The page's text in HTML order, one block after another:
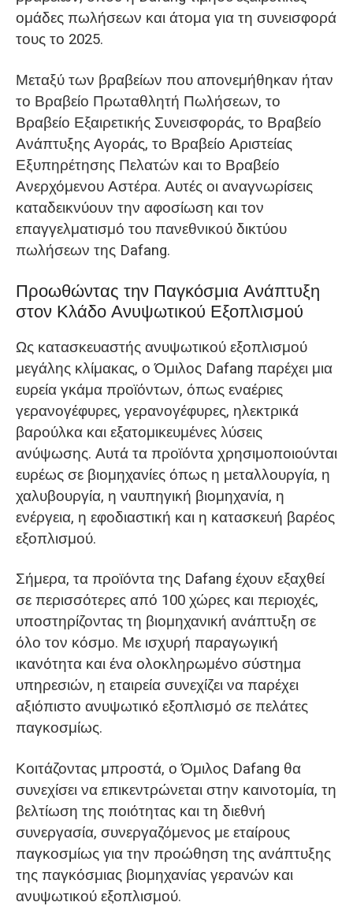
ομάδες πωλήσεων και άτομα για τη συνεισφορά
τους το 2025.
Μεταξύ των βραβείων που απονεμήθηκαν ήταν
το Βραβείο Πρωταθλητή Πωλήσεων, το
Βραβείο Εξαιρετικής Συνεισφοράς, το Βραβείο
Ανάπτυξης Αγοράς, το Βραβείο Αριστείας
Εξυπηρέτησης Πελατών και το Βραβείο
Ανερχόμενου Αστέρα. Αυτές οι αναγνωρίσεις
καταδεικνύουν την αφοσίωση και τον
επαγγελματισμό του πανεθνικού δικτύου
πωλήσεων της Dafang.
Προωθώντας την Παγκόσμια Ανάπτυξη
στον Κλάδο Ανυψωτικού Εξοπλισμού
Ως κατασκευαστής ανυψωτικού εξοπλισμού
μεγάλης κλίμακας, ο Όμιλος Dafang παρέχει μια
ευρεία γκάμα προϊόντων, όπως εναέριες
γερανογέφυρες, γερανογέφυρες, ηλεκτρικά
βαρούλκα και εξατομικευμένες λύσεις
ανύψωσης. Αυτά τα προϊόντα χρησιμοποιούνται
ευρέως σε βιομηχανίες όπως η μεταλλουργία, η
χαλυβουργία, η ναυπηγική βιομηχανία, η
ενέργεια, η εφοδιαστική και η κατασκευή βαρέος
εξοπλισμού.
Σήμερα, τα προϊόντα της Dafang έχουν εξαχθεί
σε περισσότερες από 100 χώρες και περιοχές,
υποστηρίζοντας τη βιομηχανική ανάπτυξη σε
όλο τον κόσμο. Με ισχυρή παραγωγική
ικανότητα και ένα ολοκληρωμένο σύστημα
υπηρεσιών, η εταιρεία συνεχίζει να παρέχει
αξιόπιστο ανυψωτικό εξοπλισμό σε πελάτες
παγκοσμίως.
Κοιτάζοντας μπροστά, ο Όμιλος Dafang θα
συνεχίσει να επικεντρώνεται στην καινοτομία, τη
βελτίωση της ποιότητας και τη διεθνή
συνεργασία, συνεργαζόμενος με εταίρους
παγκοσμίως για την προώθηση της ανάπτυξης
της παγκόσμιας βιομηχανίας γερανών και
ανυψωτικού εξοπλισμού.